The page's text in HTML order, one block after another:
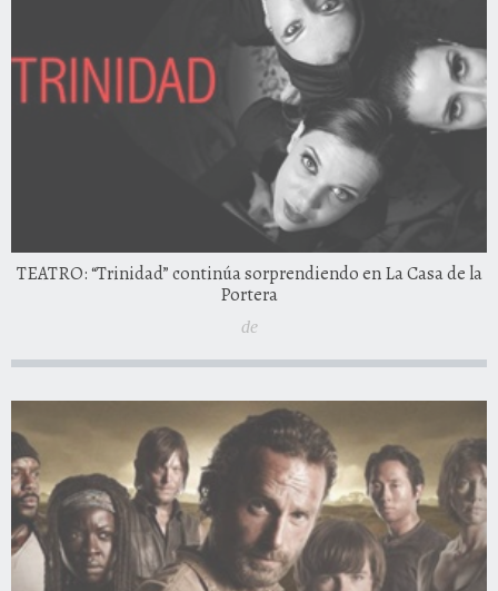
TEATRO: “Trinidad” continúa sorprendiendo en La Casa de la
Portera
de